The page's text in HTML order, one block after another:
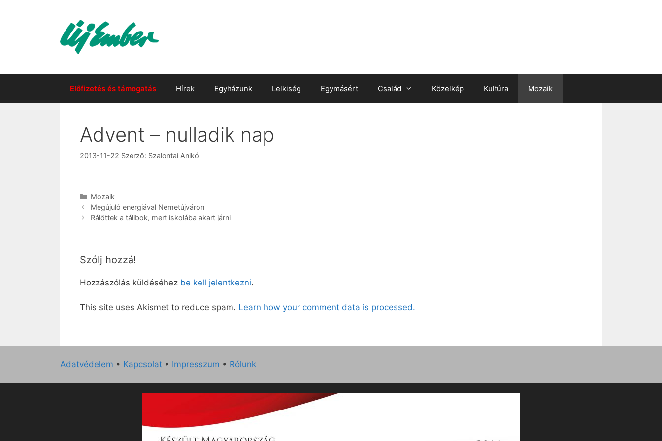
Előfizetés és támogatás Hírek Egyházunk Lelkiség Egymásért Család Közelkép Kultúra Mozaik
Advent – nulladik nap
2013-11-22 Szerző: Szalontai Anikó
Kategória
Mozaik
Megújuló energiával Németújváron
Rálőttek a tálibok, mert iskolába akart járni
Szólj hozzá!
Hozzászólás küldéséhez be kell jelentkezni.
This site uses Akismet to reduce spam. Learn how your comment data is processed.
Adatvédelem • Kapcsolat • Impresszum • Rólunk